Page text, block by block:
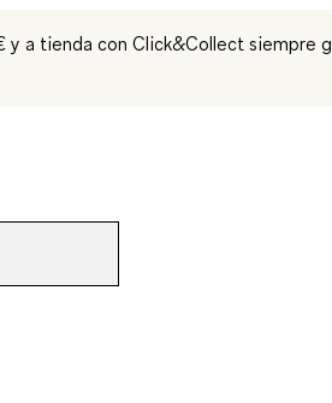
y a tienda con Click&Collect siempre